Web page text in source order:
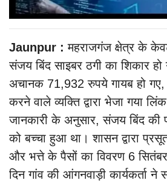
Jaunpur :महराजगंज क्षेत्र के
संजय बिंद साइबर ठगी का शिकार
अचानक 71,932 रुपये गायब हो गए,
करने वाले व्यक्ति द्वारा भेजा गया
जानकारी के अनुसार, संजय बिंद की
को बच्चा हुआ था। शासन द्वारा
और भत्ते के पैसों का विवरण 6
दिन गांव की आंगनवाड़ी कार्यकर्ता